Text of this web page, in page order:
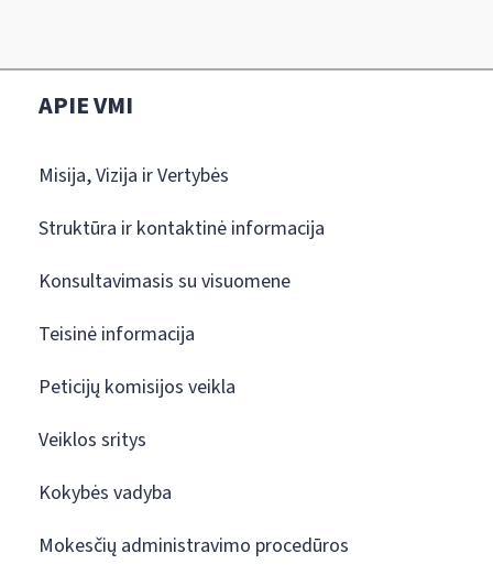
APIE VMI
Misija, Vizija ir Vertybės
Struktūra ir kontaktinė informacija
Konsultavimasis su visuomene
Teisinė informacija
Peticijų komisijos veikla
Veiklos sritys
Kokybės vadyba
Mokesčių administravimo procedūros